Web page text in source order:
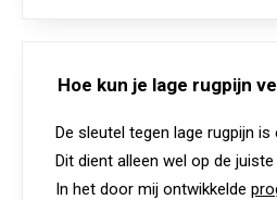
Hoe kun je lage rugpijn
De sleutel tegen lage rugpijn is
Dit dient alleen wel op de
In het door mij ontwikkelde